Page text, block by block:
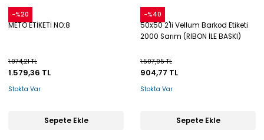
-%20
Snow
METO ETİKETİ NO:8
1.974,21 TL
1.579,36 TL
Stokta Var
Sepete Ekle
-%40
Snow
50x50 2'li Vellum Barkod Etiketi
2000 Sarım (RİBON İLE BASKI)
1.507,95 TL
904,77 TL
Stokta Var
Sepete Ekle